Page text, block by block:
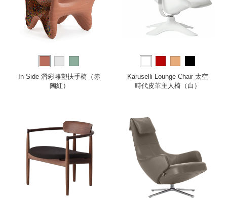
In-Side 潛彩雕塑扶手椅（赤
陶紅）
Karuselli Lounge Chair 太空
時代皮革主人椅（白）